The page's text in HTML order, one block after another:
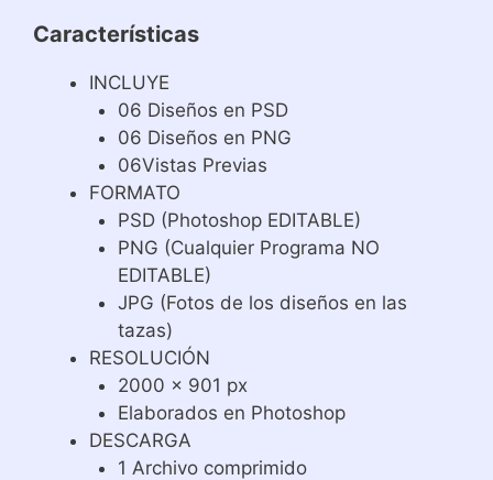
Características
INCLUYE
06 Diseños en PSD
06 Diseños en PNG
06Vistas Previas
FORMATO
PSD (Photoshop EDITABLE)
PNG (Cualquier Programa NO
EDITABLE)
JPG (Fotos de los diseños en las
tazas)
RESOLUCIÓN
2000 x 901 px
Elaborados en Photoshop
DESCARGA
1 Archivo comprimido